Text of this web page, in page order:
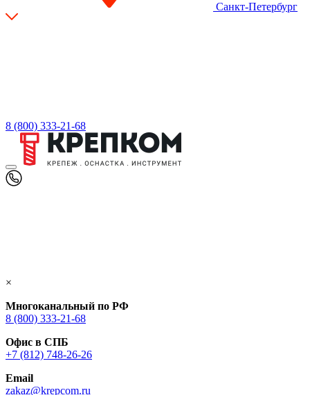
Санкт-Петербург
8 (800) 333-21-68
×
Многоканальный по РФ
8 (800) 333‑21-68
Офис в СПБ
+7 (812) 748‑26-26
Email
zakaz@krepcom.ru